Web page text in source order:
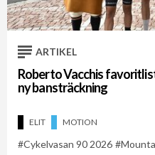
ARTIKEL
Roberto Vacchis
ny bansträckning
ELIT MOTION
Cykelvasan 90 2026